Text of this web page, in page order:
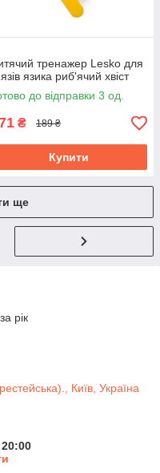
тренажер Lesko для
язика риб'ячий хвіст
до відправки 3 од.
₴ 189 ₴
Купити
ще
рік
Київ, Україна